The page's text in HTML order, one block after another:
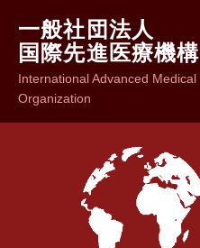
一般社団法人
国際先進医療機構
International Advanced Medical
Organization